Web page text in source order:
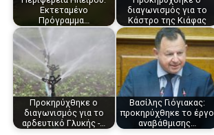
Εκτεταμένο
Πρόγραμμα…
διαγωνισμός για το
Κάστρο της Κιάφας
Προκηρύχθηκε ο
διαγωνισμός για το
αρδευτικό Γλυκής -…
Βασίλης Γιόγιακας:
προκηρύχθηκε το έργο
αναβάθμισης…